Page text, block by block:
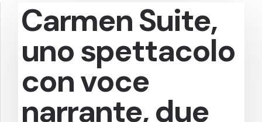
Carmen Suite,
uno spettacolo
con voce
narrante, due